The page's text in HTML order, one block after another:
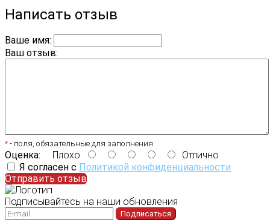
Написать отзыв
Ваше имя:
Ваш отзыв:
* - поля, обязательные для заполнения
Оценка: Плохо
Отлично
Я согласен с Политикой конфиденциальности
Отправить отзыв
Подписывайтесь на наши обновления
Подписаться